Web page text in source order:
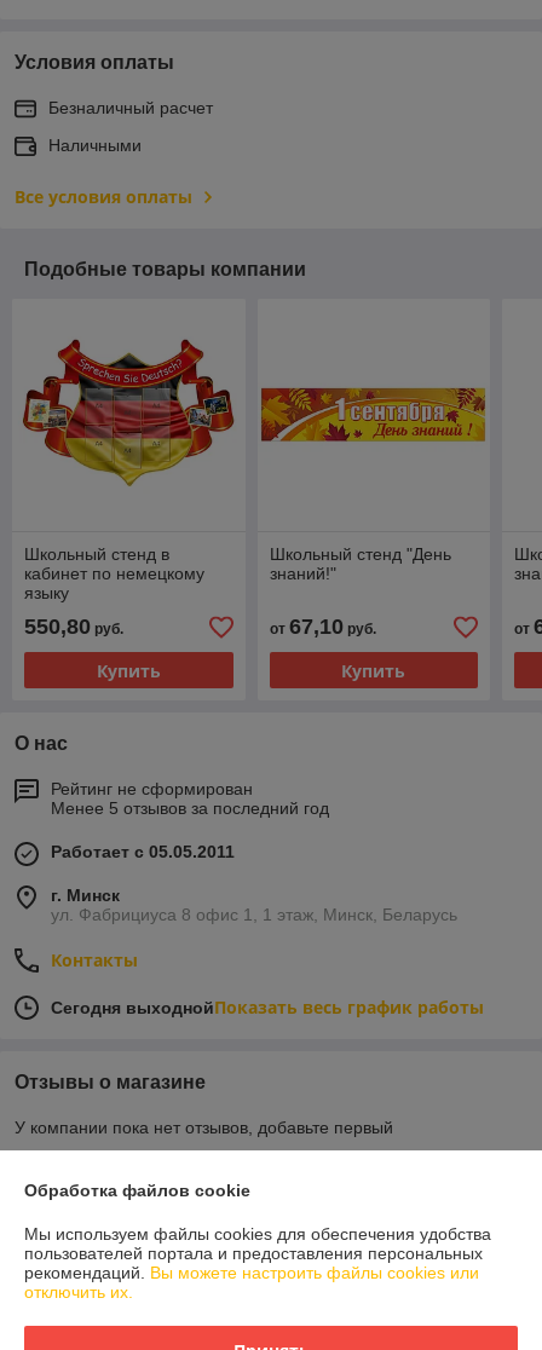
Условия оплаты
Безналичный расчет
Наличными
Все условия оплаты
Подобные товары компании
Школьный стенд в
кабинет по немецкому
языку
550,80 руб.
Купить
Школьный стенд "День
знаний!"
от 67,10руб.
Купить
от
О нас
Рейтинг не сформирован
Менее 5 отзывов за последний год
Работает с 05.05.2011
г. Минск
ул. Фабрициуса 8 офис 1, 1 этаж, Минск, Беларусь
Контакты
Сегодня выходнойПоказать весь график работы
Отзывы о магазине
У компании пока нет отзывов, добавьте первый
О нас
Контакты
Обработка файлов cookie
Мы используем файлы cookies для обеспечения удобства
пользователей портала и предоставления персональных
рекомендаций. Вы можете настроить файлы cookies или
отключить их.